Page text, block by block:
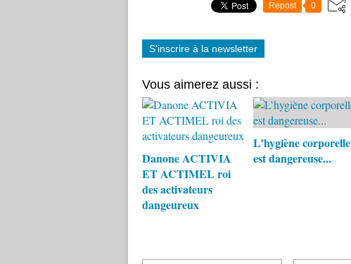
Repost 0
S'inscrire à la newsletter
Vous aimerez aussi :
Danone ACTIVIA
ET ACTIMEL roi
des activateurs
dangeureux
L’hygiène corporelle
est dangereuse...